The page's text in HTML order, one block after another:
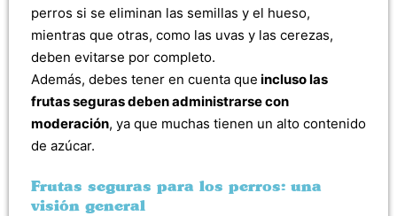
perros si se eliminan las semillas y el hueso,
mientras que otras, como las uvas y las cerezas,
deben evitarse por completo.
Además, debes tener en cuenta que incluso las
frutas seguras deben administrarse con
moderación, ya que muchas tienen un alto contenido
de azúcar.
Frutas seguras para los perros: una
visión general